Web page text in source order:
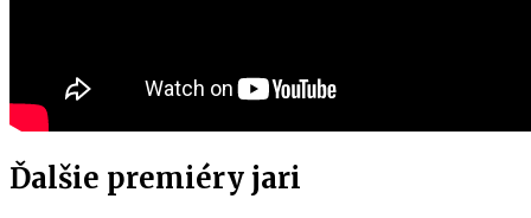
Ďalšie premiéry jari